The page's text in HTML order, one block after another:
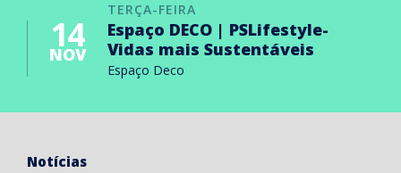
TERÇA-FEIRA
14
NOV
Espaço DECO | PSLifestyle-
Vidas mais Sustentáveis
Espaço Deco
Notícias